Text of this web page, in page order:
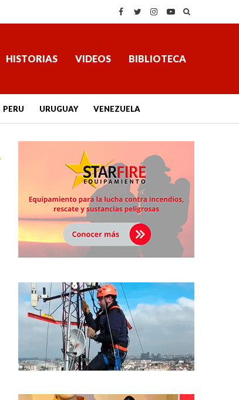
HISTORIAS VIDEOS BIBLIOTECA
PERU URUGUAY VENEZUELA